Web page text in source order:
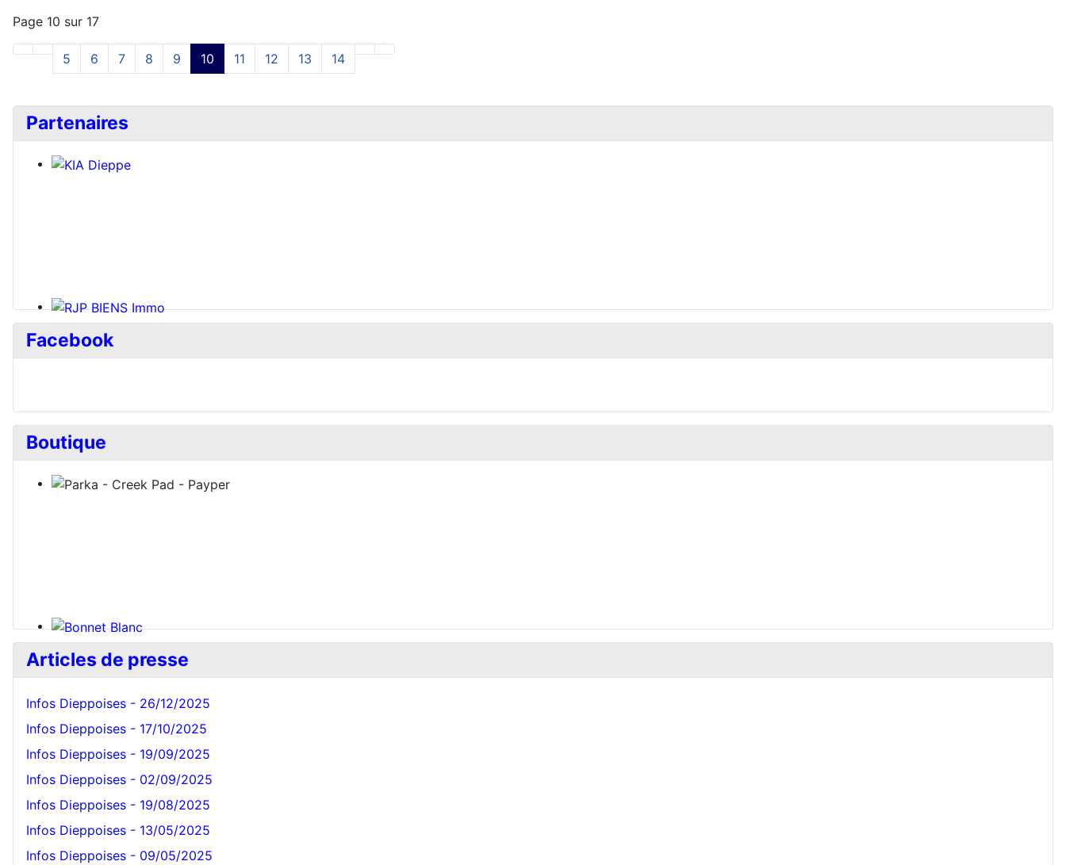
Page 10 sur 17
5 6 7 8 9 10 11 12 13 14
Partenaires
Facebook
Boutique
Bonnet Blanc
Articles de presse
Infos Dieppoises - 26/12/2025
Infos Dieppoises - 17/10/2025
Infos Dieppoises - 19/09/2025
Infos Dieppoises - 02/09/2025
Infos Dieppoises - 19/08/2025
Infos Dieppoises - 13/05/2025
Infos Dieppoises - 09/05/2025